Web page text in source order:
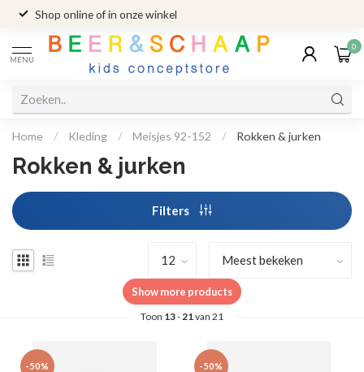
Shop online of in onze winkel
MENU
0
Home / Kleding / Meisjes 92-152 / Rokken & jurken
Rokken & jurken
Filters
Show more products
Toon 13-21van 21
-50% -50%